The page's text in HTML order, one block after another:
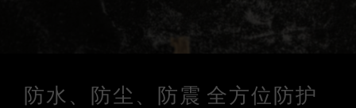
防水、防尘、防震 全方位防护